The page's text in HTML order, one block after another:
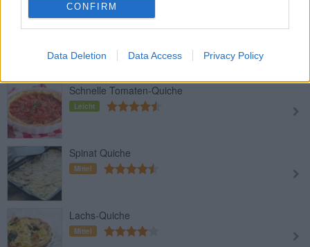
CONFIRM
Data Deletion Data Access Privacy Policy
Brennnessel-Quiche
Schnelle Tomaten-Quiche
Leicht
Spinat Quiche
Mittel
Lachs-Quiche
Mittel